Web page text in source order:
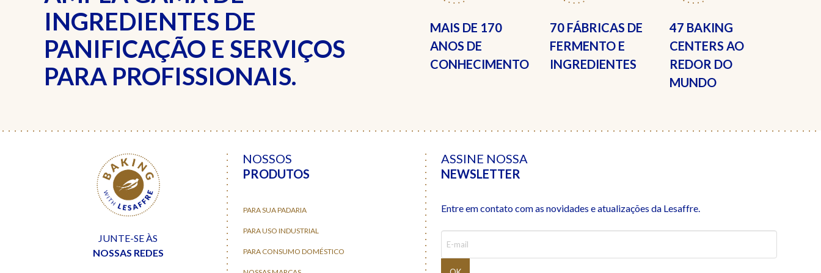
INGREDIENTES DE
PANIFICAÇÃO E SERVIÇOS
PARA PROFISSIONAIS.
MAIS DE 170
ANOS DE
CONHECIMENTO
70 FÁBRICAS DE
FERMENTO E
INGREDIENTES
47 BAKING
CENTERS AO
REDOR DO
MUNDO
JUNTE-SE ÀS
NOSSAS REDES
NOSSOS
PRODUTOS
PARA SUA PADARIA
PARA USO INDUSTRIAL
PARA CONSUMO DOMÉSTICO
ASSINE NOSSA
NEWSLETTER
Entre em contato com as novidades e atualizações da Lesaffre.